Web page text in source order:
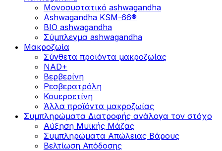
Μονοσυστατικό ashwagandha
Ashwagandha KSM-66®
BIO ashwagandha
Σύμπλεγμα ashwagandha
Μακροζωία
Σύνθετα προϊόντα μακροζωίας
NAD+
Βερβερίνη
Ρεσβερατρόλη
Κουερσετίνη
Άλλα προϊόντα μακροζωίας
Συμπληρώματα Διατροφής ανάλογα τον στόχο
Αύξηση Μυϊκής Μάζας
Συμπληρώματα Aπώλειας Βάρους
Βελτίωση Απόδοσης